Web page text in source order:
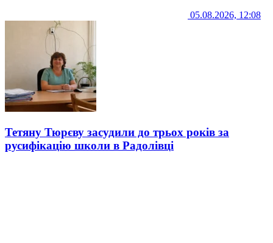
05.08.2026, 12:08
Тетяну Тюрєву засудили до трьох років за
русифікацію школи в Радолівці